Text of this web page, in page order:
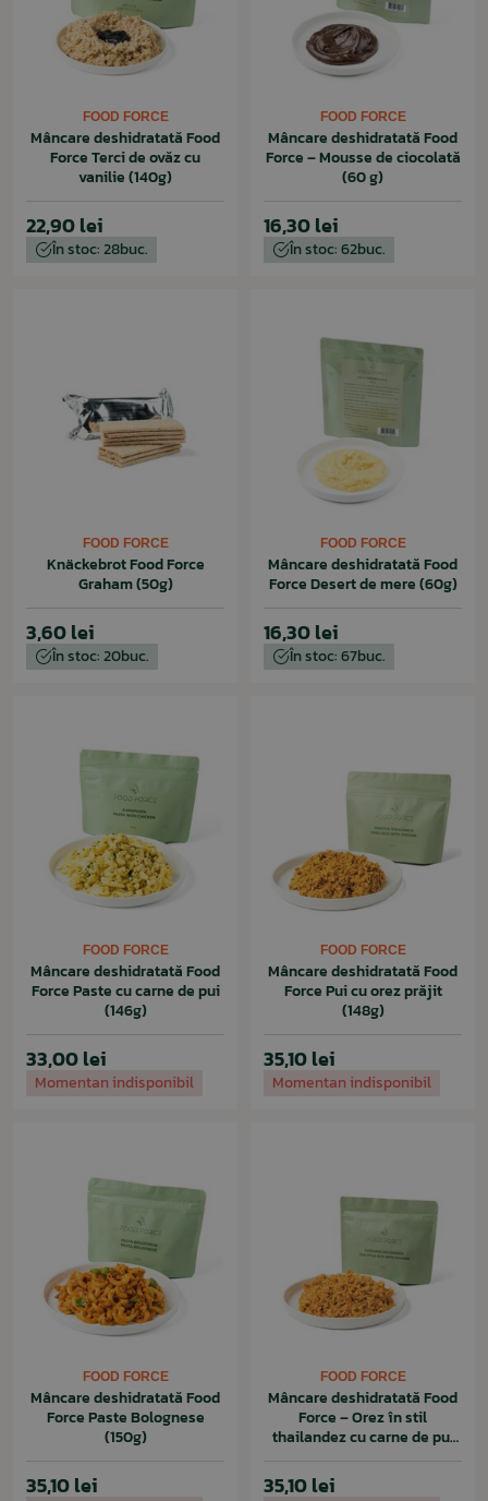
FOOD FORCE
Mâncare deshidratată Food
Force Terci de ovăz cu
vanilie (140g)
22,90 lei
În stoc: 28buc.
FOOD FORCE
Mâncare deshidratată Food
Force – Mousse de ciocolată
(60 g)
16,30 lei
În stoc: 62buc.
FOOD FORCE
Knäckebrot Food Force
Graham (50g)
3,60 lei
În stoc: 20buc.
FOOD FORCE
Mâncare deshidratată Food
Force Desert de mere (60g)
16,30 lei
În stoc: 67buc.
FOOD FORCE
Mâncare deshidratată Food
Force Paste cu carne de pui
(146g)
33,00 lei
Momentan indisponibil
FOOD FORCE
Mâncare deshidratată Food
Force Pui cu orez prăjit
(148g)
35,10 lei
Momentan indisponibil
FOOD FORCE
Mâncare deshidratată Food
Force Paste Bolognese
(150g)
35,10 lei
FOOD FORCE
Mâncare deshidratată Food
Force – Orez în stil
thailandez cu carne de pui
(147g)
35,10 lei